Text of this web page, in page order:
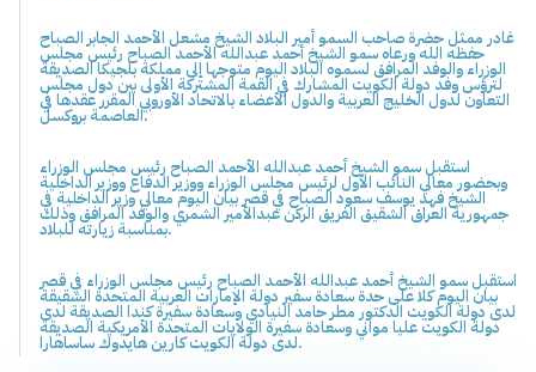
غادر ممثل حضرة صاحب السمو أمير البلاد الشيخ مشعل الأحمد الجابر الصباح
حفظه الله ورعاه سمو الشيخ أحمد عبدالله الأحمد الصباح رئيس مجلس
الوزراء والوفد المرافق لسموه البلاد اليوم متوجها إلى مملكة بلجيكا الصديقة
لترؤس وفد دولة الكويت المشارك في القمة المشتركة الأولى بين دول مجلس
التعاون لدول الخليج العربية والدول الأعضاء بالاتحاد الأوروبي المقرر عقدها في
العاصمة بروكسل.
استقبل سمو الشيخ أحمد عبدالله الأحمد الصباح رئيس مجلس الوزراء
وبحضور معالي النائب الأول لرئيس مجلس الوزراء ووزير الدفاع ووزير الداخلية
الشيخ فهد يوسف سعود الصباح في قصر بيان اليوم معالي وزير الداخلية في
جمهورية العراق الشقيق الفريق الركن عبدالأمير الشمري والوفد المرافق وذلك
بمناسبة زيارته للبلاد.
استقبل سمو الشيخ أحمد عبدالله الأحمد الصباح رئيس مجلس الوزراء في قصر
بيان اليوم كلا على حدة سعادة سفير دولة الإمارات العربية المتحدة الشقيقة
لدى دولة الكويت الدكتور مطر حامد النيادي وسعادة سفيرة كندا الصديقة لدى
دولة الكويت عليا مواني وسعادة سفيرة الولايات المتحدة الأمريكية الصديقة
لدى دولة الكويت كارين هايدوك ساساهارا.